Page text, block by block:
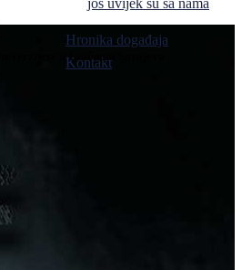
još uvijek su sa nama
Hronika događaja
Kontakt
u Istočnom Sarajevu